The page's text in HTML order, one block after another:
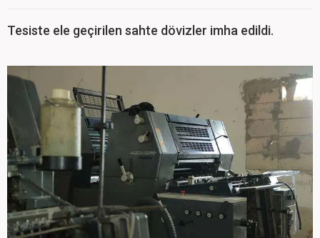
Tesiste ele geçirilen sahte dövizler imha edildi.